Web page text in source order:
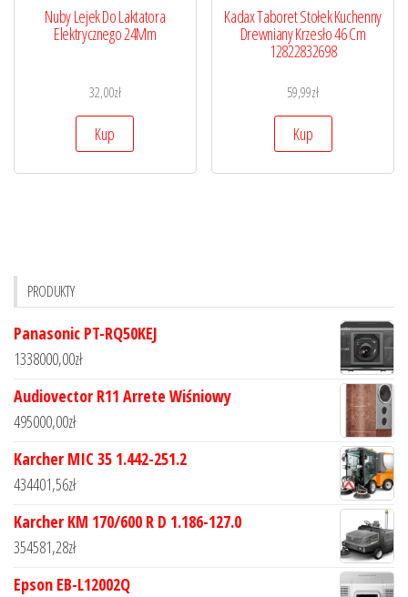
Nuby Lejek Do Laktatora
Elektrycznego 24Mm
32,00zł
Kup
Kadax Taboret Stołek Kuchenny
Drewniany Krzesło 46 Cm
12822832698
59,99zł
Kup
PRODUKTY
Panasonic PT-RQ50KEJ
1338000,00zł
Audiovector R11 Arrete Wiśniowy
495000,00zł
Karcher MIC 35 1.442-251.2
434401,56zł
Karcher KM 170/600 R D 1.186-127.0
354581,28zł
Epson EB-L12002Q